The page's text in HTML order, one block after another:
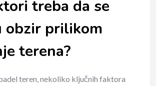
treba da se
obzir prilikom
terena?
teren, nekoliko ključnih faktora